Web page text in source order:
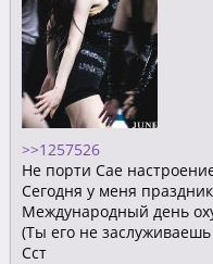
>>1257526
Не порти Сае
Сегодня у меня
Международный день
(Ты его не
Сст